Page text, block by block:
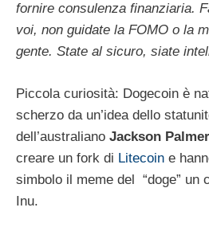
fornire consulenza finanziaria.
voi, non guidate la FOMO o la
gente. State al sicuro, siate
Piccola curiosità: Dogecoin è
scherzo da un’idea dello
dell’australiano Jackson Palmer
creare un fork di Litecoin e
simbolo il meme del “doge” un
Inu.